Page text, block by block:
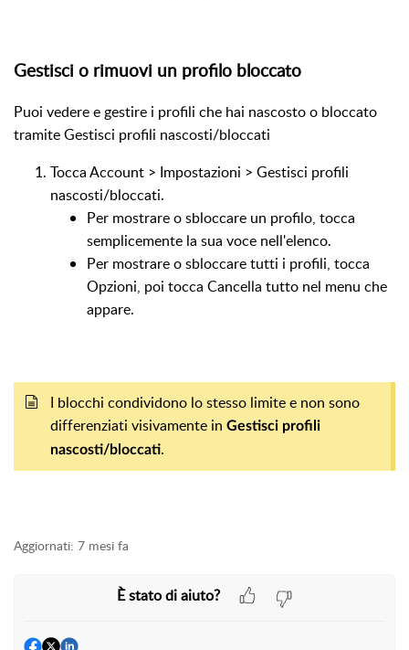
Gestisci o rimuovi un profilo bloccato
Puoi vedere e gestire i profili che hai nascosto o bloccato
tramite Gestisci profili nascosti/bloccati
Tocca Account > Impostazioni > Gestisci profili
nascosti/bloccati.
Per mostrare o sbloccare un profilo, tocca
semplicemente la sua voce nell'elenco.
Per mostrare o sbloccare tutti i profili, tocca
Opzioni, poi tocca Cancella tutto nel menu che
appare.
I blocchi condividono lo stesso limite e non sono
differenziati visivamente in Gestisci profili
nascosti/bloccati.
Aggiornati: 7 mesi fa
È stato di aiuto?